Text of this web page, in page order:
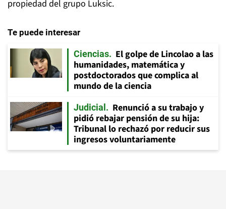
propiedad del grupo Luksic.
Te puede interesar
Ciencias
El golpe de Lincolao a las
humanidades, matemática y
postdoctorados que complica al
mundo de la ciencia
Judicial
Renunció a su trabajo y
pidió rebajar pensión de su hija:
Tribunal lo rechazó por reducir sus
ingresos voluntariamente